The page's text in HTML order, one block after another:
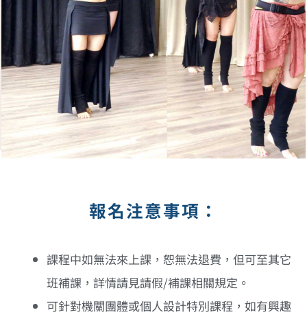
報名注意事項：
課程中如無法來上課，恕無法退費，但可至其它
班補課，詳情請見請假/補課相關規定。
可針對機關團體或個人設計特別課程，如有興趣